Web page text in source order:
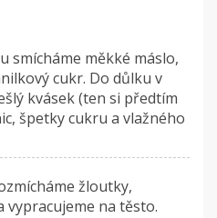
smícháme měkké máslo,
cukr. Do důlku v
kvásek (ten si předtím
špetky cukru a vlažného
žloutky,
vypracujeme na těsto.